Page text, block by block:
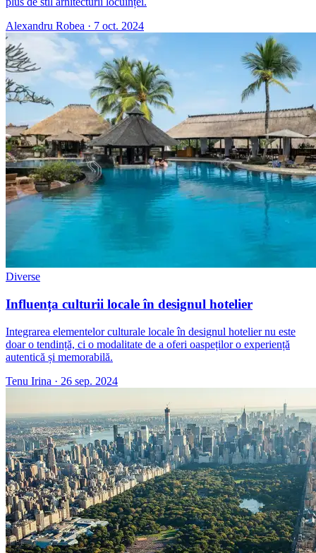
Alexandru Robea · 7 oct. 2024
Diverse
Influența culturii locale în designul hotelier
Integrarea elementelor culturale locale în designul hotelier nu este
doar o tendință, ci o modalitate de a oferi oaspeților o experiență
autentică și memorabilă.
Tenu Irina · 26 sep. 2024